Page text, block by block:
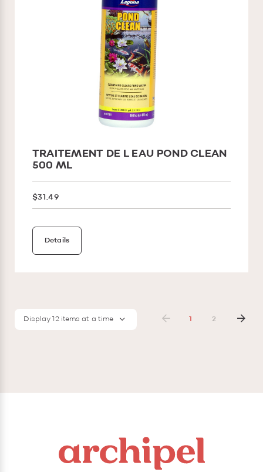
TRAITEMENT DE L EAU POND CLEAN
500 ML
$31.49
Details
Display 12 items at a time 1 2